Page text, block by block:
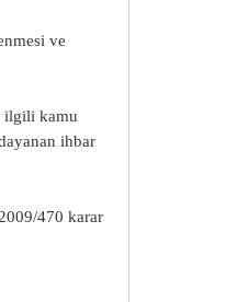
ve
ilgili kamu
ihbar
470 karar